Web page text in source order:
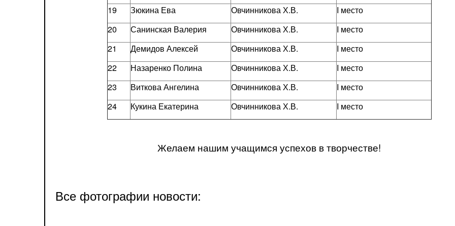
19
Зюкина Ева Овчинникова Х.В.
I место
20
Санинская Валерия Овчинникова Х.В.
I место
21
Демидов Алексей Овчинникова Х.В.
I место
22
Назаренко Полина Овчинникова Х.В.
I место
23
Виткова Ангелина Овчинникова Х.В.
I место
24
Кукина Екатерина Овчинникова Х.В. I место
Желаем нашим учащимся успехов в творчестве!
Все фотографии новости: